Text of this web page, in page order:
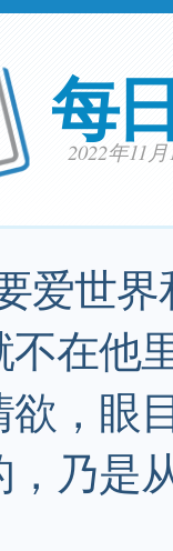
每
2022年11
爱世
不在他
欲，眼
，乃是